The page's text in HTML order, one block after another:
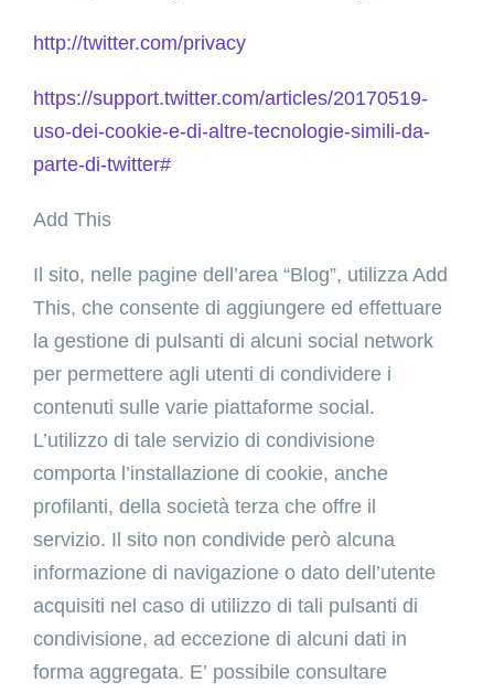
http://twitter.com/privacy
https://support.twitter.com/articles/20170519-
uso-dei-cookie-e-di-altre-tecnologie-simili-da-
parte-di-twitter#
Add This
Il sito, nelle pagine dell’area “Blog”, utilizza Add
This, che consente di aggiungere ed effettuare
la gestione di pulsanti di alcuni social network
per permettere agli utenti di condividere i
contenuti sulle varie piattaforme social.
L’utilizzo di tale servizio di condivisione
comporta l’installazione di cookie, anche
profilanti, della società terza che offre il
servizio. Il sito non condivide però alcuna
informazione di navigazione o dato dell’utente
acquisiti nel caso di utilizzo di tali pulsanti di
condivisione, ad eccezione di alcuni dati in
forma aggregata. E’ possibile consultare